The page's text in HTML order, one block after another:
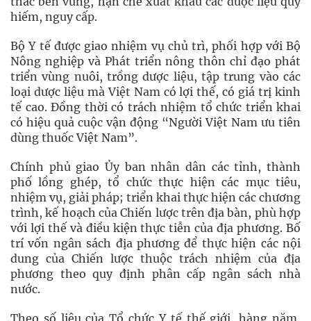
hiếm, nguy cấp.
Bộ Y tế được giao nhiệm vụ chủ trì, phối hợp với Bộ
Nông nghiệp và Phát triển nông thôn chỉ đạo phát
triển vùng nuôi, trồng dược liệu, tập trung vào các
loại dược liệu mà Việt Nam có lợi thế, có giá trị kinh
tế cao. Đồng thời có trách nhiệm tổ chức triển khai
có hiệu quả cuộc vận động “Người Việt Nam ưu tiên
dùng thuốc Việt Nam”.
Chính phủ giao Ủy ban nhân dân các tỉnh, thành
phố lồng ghép, tổ chức thực hiện các mục tiêu,
nhiệm vụ, giải pháp; triển khai thực hiện các chương
trình, kế hoạch của Chiến lược trên địa bàn, phù hợp
với lợi thế và điều kiện thực tiễn của địa phương. Bố
trí vốn ngân sách địa phương để thực hiện các nội
dung của Chiến lược thuộc trách nhiệm của địa
phương theo quy định phân cấp ngân sách nhà
nước.
Theo số liệu của Tổ chức Y tế thế giới, hàng năm,